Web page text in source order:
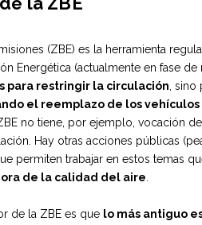
(ZBE) es la herramienta
Energética (actualmente en fase
para restringir la circulación , sino
el reemplazo de los vehículos
no tiene, por ejemplo, vocación
Hay otras acciones públicas
permiten trabajar en estos temas
de la calidad del aire
de la ZBE es que lo más antiguo